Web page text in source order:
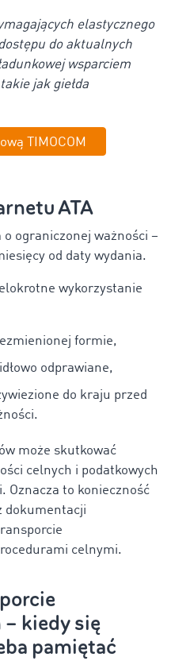
elastycznego
do aktualnych
wsparciem
jak giełda
TIMOCOM
ATA
ograniczonej ważności –
od daty wydania.
wykorzystanie
formie,
odprawiane,
do kraju przed
może skutkować
celnych i podatkowych
Oznacza to konieczność
dokumentacji
celnymi.
kiedy się
pamiętać